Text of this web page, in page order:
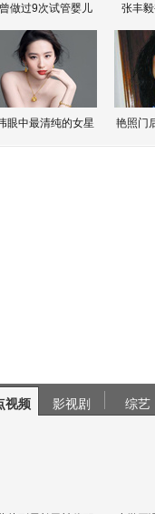
做过9次试管婴儿 张丰
眼中最清纯的女星 艳照门
视频 影视剧 综艺